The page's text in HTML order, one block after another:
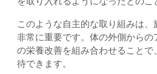
このような自主的な取り組みは
非常に重要です。体の外側から
の栄養改善を組み合わせること
待できます。